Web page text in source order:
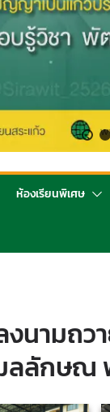
ห้องเรียนพิเศษ
นามถว
ลลักษณ